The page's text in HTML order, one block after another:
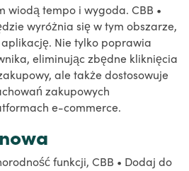
wiodą tempo i wygoda. CBB •
wyróżnia się w tym obszarze,
Nie tylko poprawia
eliminując zbędne kliknięcia
ale także dostosowuje
zakupowych
e-commerce.
funkcji, CBB • Dodaj do